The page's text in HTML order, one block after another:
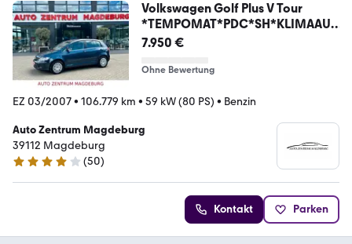
Volkswagen Golf Plus V Tour
*TEMPOMAT*PDC*SH*KLIMAAUT
OM.*
7.950 €
Ohne Bewertung
EZ 03/2007• 106.779 km • 59 kW (80 PS) • Benzin
Auto Zentrum Magdeburg
39112 Magdeburg
4 Sterne
(50)
Kontakt Parken